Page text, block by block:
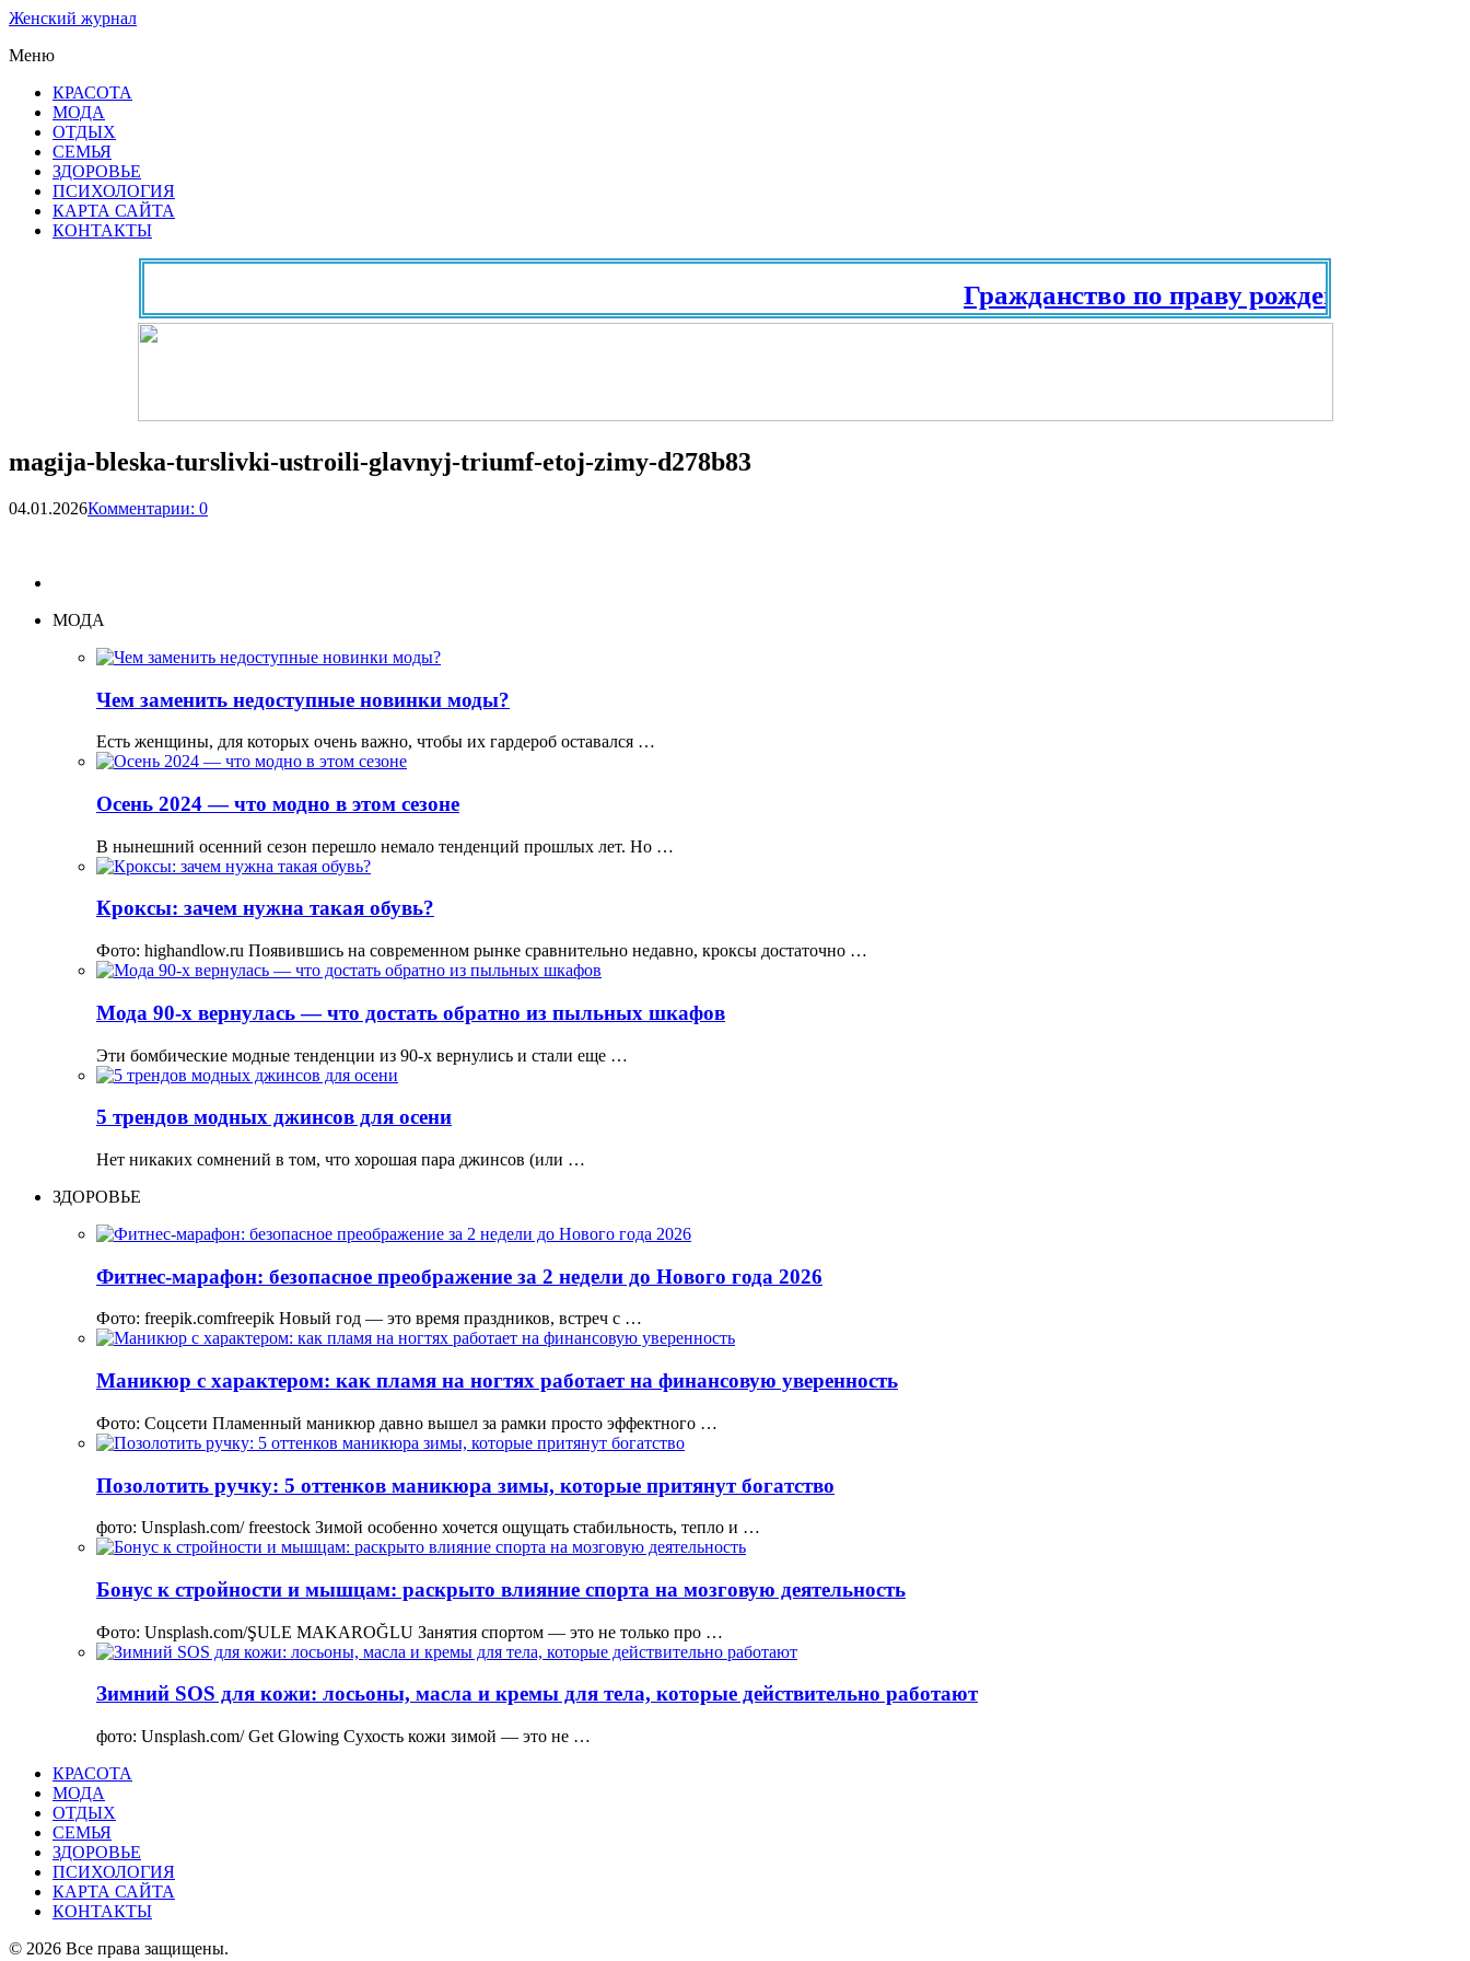
Женский журнал
Меню
КРАСОТА
МОДА
ОТДЫХ
СЕМЬЯ
ЗДОРОВЬЕ
ПСИХОЛОГИЯ
КАРТА САЙТА
КОНТАКТЫ
Гражданство по праву рождения.
magija-bleska-turslivki-ustroili-glavnyj-triumf-etoj-zimy-d278b83
04.01.2026Комментарии: 0
МОДА
Чем заменить недоступные новинки моды?
Есть женщины, для которых очень важно, чтобы их гардероб оставался …
Осень 2024 — что модно в этом сезоне
В нынешний осенний сезон перешло немало тенденций прошлых лет. Но …
Кроксы: зачем нужна такая обувь?
Фото: highandlow.ru Появившись на современном рынке сравнительно недавно, кроксы достаточно …
Мода 90-х вернулась — что достать обратно из пыльных шкафов
Эти бомбические модные тенденции из 90-х вернулись и стали еще …
5 трендов модных джинсов для осени
Нет никаких сомнений в том, что хорошая пара джинсов (или …
ЗДОРОВЬЕ
Фитнес-марафон: безопасное преображение за 2 недели до Нового года 2026
Фото: freepik.comfreepik Новый год — это время праздников, встреч с …
Маникюр с характером: как пламя на ногтях работает на финансовую уверенность
Фото: Соцсети Пламенный маникюр давно вышел за рамки просто эффектного …
Позолотить ручку: 5 оттенков маникюра зимы, которые притянут богатство
фото: Unsplash.com/ freestock Зимой особенно хочется ощущать стабильность, тепло и …
Бонус к стройности и мышцам: раскрыто влияние спорта на мозговую деятельность
Фото: Unsplash.com/ŞULE MAKAROĞLU Занятия спортом — это не только про …
Зимний SOS для кожи: лосьоны, масла и кремы для тела, которые действительно работают
фото: Unsplash.com/ Get Glowing Сухость кожи зимой — это не …
КРАСОТА
МОДА
ОТДЫХ
СЕМЬЯ
ЗДОРОВЬЕ
ПСИХОЛОГИЯ
КАРТА САЙТА
КОНТАКТЫ
© 2026 Все права защищены.